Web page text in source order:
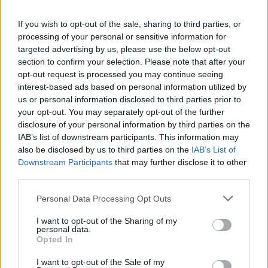
If you wish to opt-out of the sale, sharing to third parties, or
processing of your personal or sensitive information for
targeted advertising by us, please use the below opt-out
section to confirm your selection. Please note that after your
opt-out request is processed you may continue seeing
interest-based ads based on personal information utilized by
us or personal information disclosed to third parties prior to
your opt-out. You may separately opt-out of the further
disclosure of your personal information by third parties on the
IAB’s list of downstream participants. This information may
also be disclosed by us to third parties on the IAB’s List of
Downstream Participants that may further disclose it to other
Personal Data Processing Opt Outs
I want to opt-out of the Sharing of my
personal data.
Opted In
I want to opt-out of the Sale of my
Diemžēl dabas piesārņojums atstāj iespaidu arī uz
dzīvajiem organismiem, un zivis no tā cieš visvairāk.
Ūdenstilpnes tiek piesārņotas ar notekūdeņiem no
ķīmiskās rūpniecības un lauksaimniecības, tāpēc
zivīs, it īpaši to aknās, var uzkrāties toksiskie, smagie
metāliskie elementi (svins, dzīvsudrabs) un pesticīdi.
Tas nenozīmē, ka zivis nedrīkst lietot uzturā, taču,
ņemot vērā mūsu ekoloģijas apstākļus, tās nav
No kāda vecuma zivis piedāvāt bērnam? Cik daudz?